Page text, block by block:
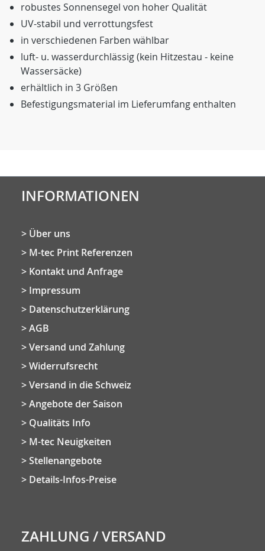
robustes Sonnensegel von hoher Qualität
UV-stabil und verrottungsfest
in verschiedenen Farben wählbar
luft- u. wasserdurchlässig (kein Hitzestau - keine
Wassersäcke)
erhältlich in 3 Größen
Befestigungsmaterial im Lieferumfang enthalten
INFORMATIONEN
Über uns
M-tec Print Referenzen
Kontakt und Anfrage
Impressum
Datenschutzerklärung
AGB
Versand und Zahlung
Widerrufsrecht
Versand in die Schweiz
Angebote der Saison
Qualitäts Info
M-tec Neuigkeiten
Stellenangebote
Details-Infos-Preise
ZAHLUNG / VERSAND